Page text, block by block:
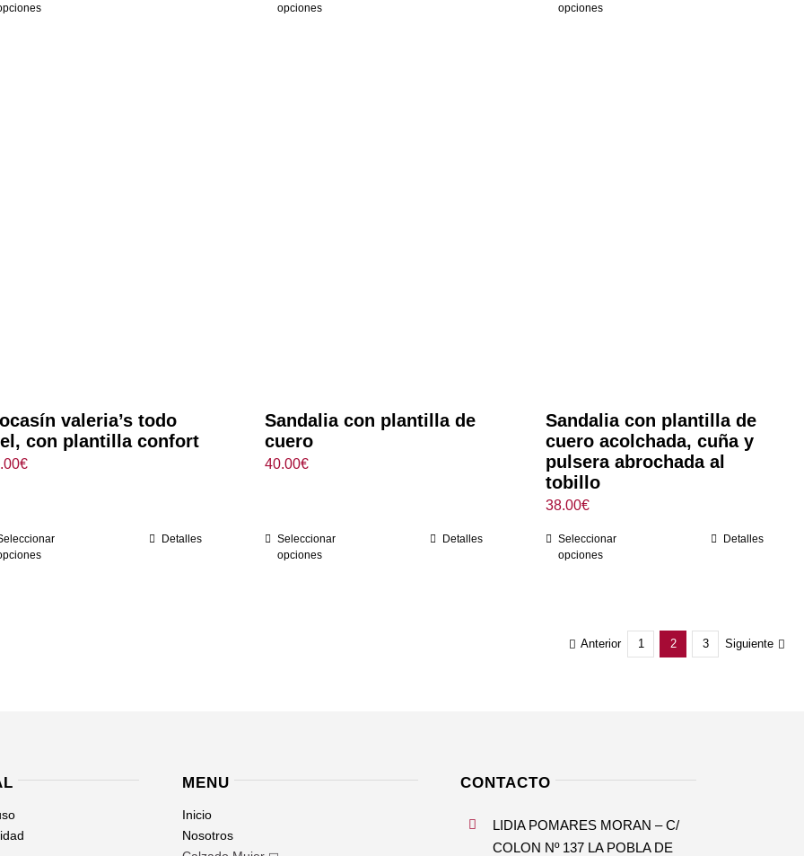
opciones
opciones
valeria’s todo
con plantilla confort
€
Detalles
Sandalia con plantilla de
cuero
40.00€
Seleccionar
opciones
Detalles
Sandalia con plantilla de
cuero acolchada, cuña y
pulsera abrochada al
tobillo
38.00€
Seleccionar
opciones
Detalles
Anterior 1 2 3 Siguiente
MENU
Inicio
Nosotros
CONTACTO
LIDIA POMARES MORAN – C/
COLON Nº 137 LA POBLA DE